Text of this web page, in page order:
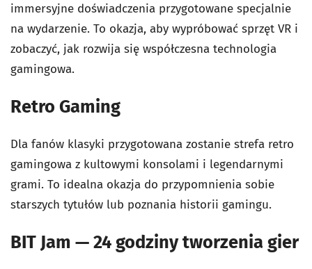
immersyjne doświadczenia przygotowane specjalnie
na wydarzenie. To okazja, aby wypróbować sprzęt VR i
zobaczyć, jak rozwija się współczesna technologia
gamingowa.
Retro Gaming
Dla fanów klasyki przygotowana zostanie strefa retro
gamingowa z kultowymi konsolami i legendarnymi
grami. To idealna okazja do przypomnienia sobie
starszych tytułów lub poznania historii gamingu.
BIT Jam — 24 godziny tworzenia gier